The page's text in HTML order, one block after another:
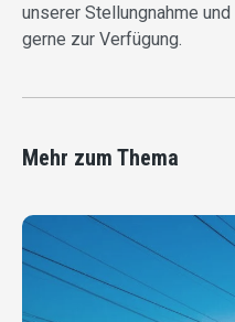
unserer Stellungnahme
gerne zur Verfügung.
Mehr zum Thema